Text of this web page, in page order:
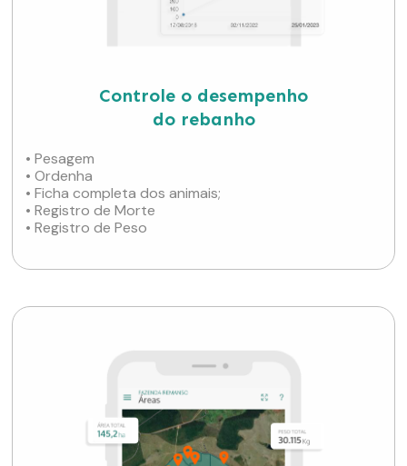
Controle o desempenho
do rebanho
• Pesagem
• Ordenha
• Ficha completa dos animais;
• Registro de Morte
• Registro de Peso